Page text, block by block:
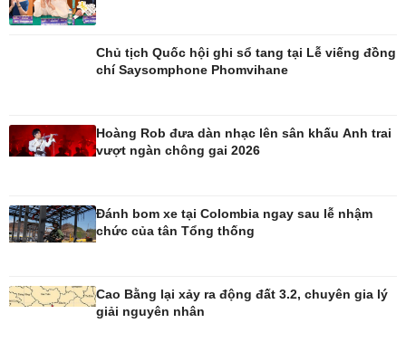
Công nghệ
Chuyển đổi số
Sức khỏe
Nhi khoa
Nam khoa
Ăn sạch sống khỏe
Chủ tịch Quốc hội ghi sổ tang tại Lễ viếng đồng
chí Saysomphone Phomvihane
Hoàng Rob đưa dàn nhạc lên sân khấu Anh trai
vượt ngàn chông gai 2026
Đánh bom xe tại Colombia ngay sau lễ nhậm
chức của tân Tổng thống
Cao Bằng lại xảy ra động đất 3.2, chuyên gia lý
giải nguyên nhân